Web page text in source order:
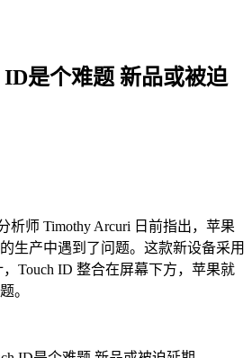
ID是个难题 新品或被迫
师 Timothy Arcuri 日前指出，苹果
生产中遇到了问题。这款新设备采用
Touch ID 整合在屏幕下方，苹果就
。